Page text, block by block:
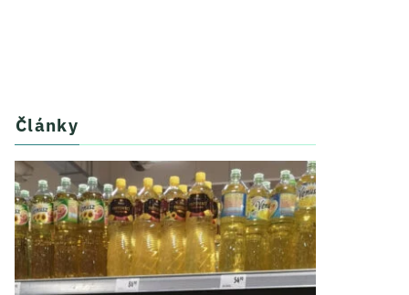
Články